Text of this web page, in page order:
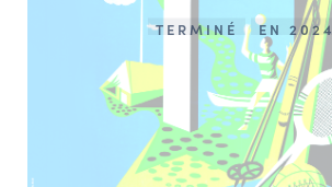
TERMINÉ EN 2024